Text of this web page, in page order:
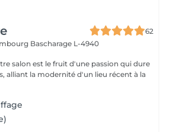
62
Bascharage L-4940
salon est le fruit d'une passion qui dure
alliant la modernité d'un lieu récent à la